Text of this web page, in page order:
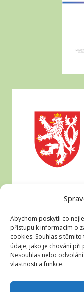
Abychom poskytli co
přístupu k informacím o
cookies. Souhlas s
údaje, jako je chování
Nesouhlas nebo
vlastnosti a funkce.